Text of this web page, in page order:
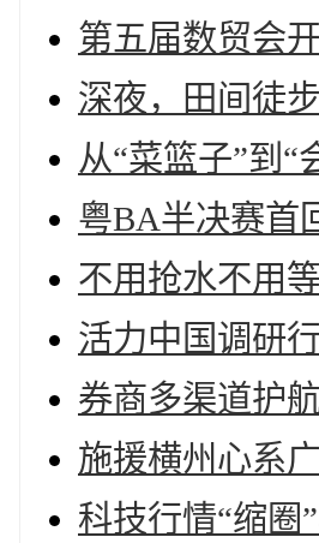
第五届数贸会
深夜，田间徒
从“菜篮子”到“
粤BA半决赛首
不用抢水不用
活力中国调研
券商多渠道护
施援横州心系
科技行情“缩圈